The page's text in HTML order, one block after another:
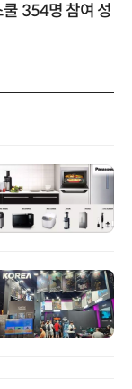
354명 참여 성